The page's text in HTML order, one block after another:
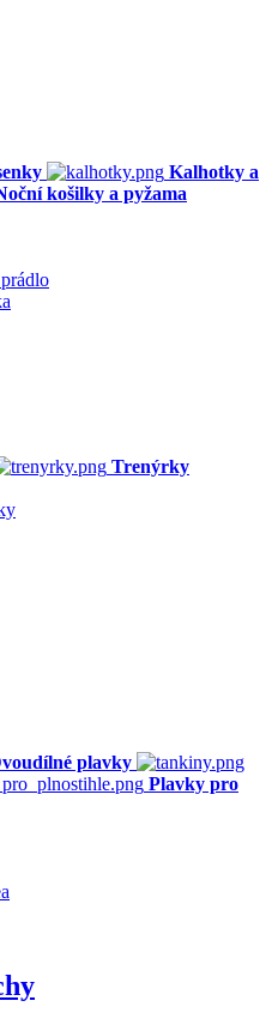
Kalhotky a
košilky a pyžama
Trenýrky
plavky
Plavky pro